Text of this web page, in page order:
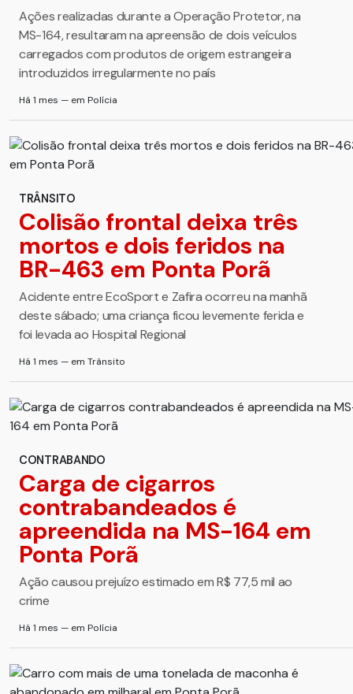
Ações realizadas durante a Operação Protetor, na
MS-164, resultaram na apreensão de dois veículos
carregados com produtos de origem estrangeira
introduzidos irregularmente no país
Há 1 mes — em Polícia
TRÂNSITO
Colisão frontal deixa três
mortos e dois feridos na
BR-463 em Ponta Porã
Acidente entre EcoSport e Zafira ocorreu na manhã
deste sábado; uma criança ficou levemente ferida e
foi levada ao Hospital Regional
Há 1 mes — em Trânsito
CONTRABANDO
Carga de cigarros
contrabandeados é
apreendida na MS-164 em
Ponta Porã
Ação causou prejuízo estimado em R$ 77,5 mil ao
crime
Há 1 mes — em Polícia